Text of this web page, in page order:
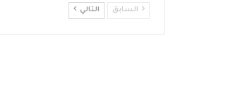
السابق التالي